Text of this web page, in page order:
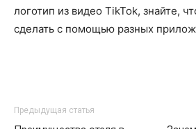
логотип из видео TikTok, знайте,
сделать с помощью разных
Предыдущая статья